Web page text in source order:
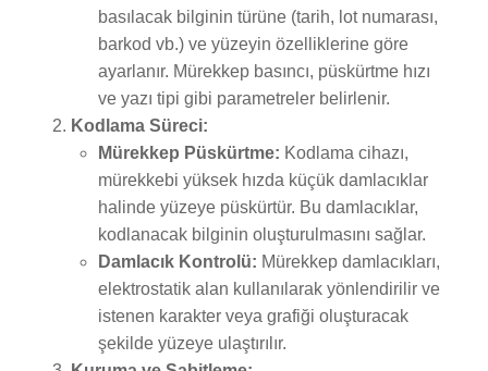
basılacak bilginin türüne (tarih, lot numarası,
barkod vb.) ve yüzeyin özelliklerine göre
ayarlanır. Mürekkep basıncı, püskürtme hızı
ve yazı tipi gibi parametreler belirlenir.
Kodlama Süreci:
Mürekkep Püskürtme: Kodlama cihazı,
mürekkebi yüksek hızda küçük damlacıklar
halinde yüzeye püskürtür. Bu damlacıklar,
kodlanacak bilginin oluşturulmasını sağlar.
Damlacık Kontrolü: Mürekkep damlacıkları,
elektrostatik alan kullanılarak yönlendirilir ve
istenen karakter veya grafiği oluşturacak
şekilde yüzeye ulaştırılır.